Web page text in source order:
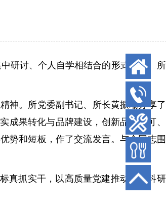
研讨、个人自学相结合的形式开展。
神。所党委副书记、所长黄振瑞分享
成果转化与品牌建设，创新品种许可
势和短板，作了交流发言。与会同志
真抓实干，以高质量党建推动果树科